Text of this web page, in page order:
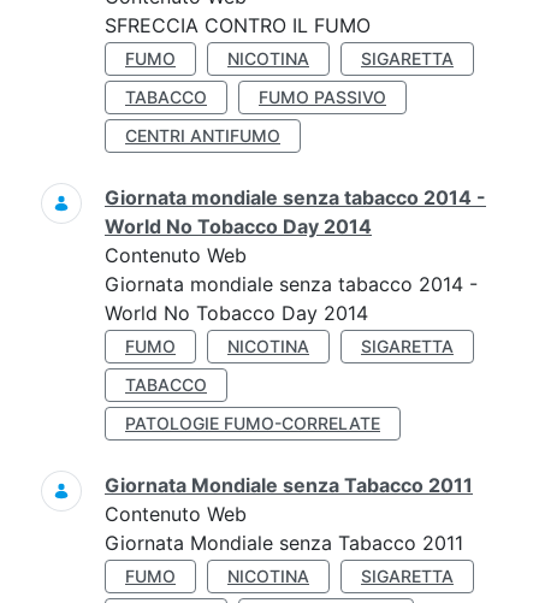
SFRECCIA CONTRO IL FUMO
FUMO NICOTINA
SIGARETTA
TABACCO
FUMO PASSIVO
CENTRI ANTIFUMO
Giornata mondiale senza tabacco 2014 -
World No Tobacco Day 2014
Contenuto Web
Giornata mondiale senza tabacco 2014 -
World No Tobacco Day 2014
FUMO NICOTINA
SIGARETTA
TABACCO
PATOLOGIE FUMO-CORRELATE
Giornata Mondiale senza Tabacco 2011
Contenuto Web
Giornata Mondiale senza Tabacco 2011
FUMO NICOTINA
SIGARETTA